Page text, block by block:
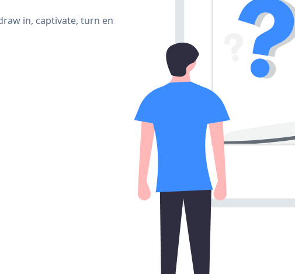
in, captivate, turn en